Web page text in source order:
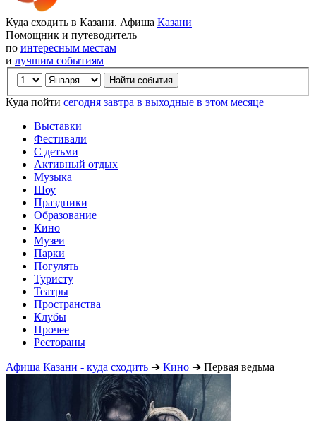
Куда сходить в Казани. Афиша Казани
Помощник и путеводитель
по интересным местам
и лучшим событиям
Куда пойти сегодня завтра в выходные в этом месяце
Выставки
Фестивали
С детьми
Активный отдых
Музыка
Шоу
Праздники
Образование
Кино
Музеи
Парки
Погулять
Туристу
Театры
Пространства
Клубы
Прочее
Рестораны
Афиша Казани - куда сходить ➔ Кино ➔ Первая ведьма